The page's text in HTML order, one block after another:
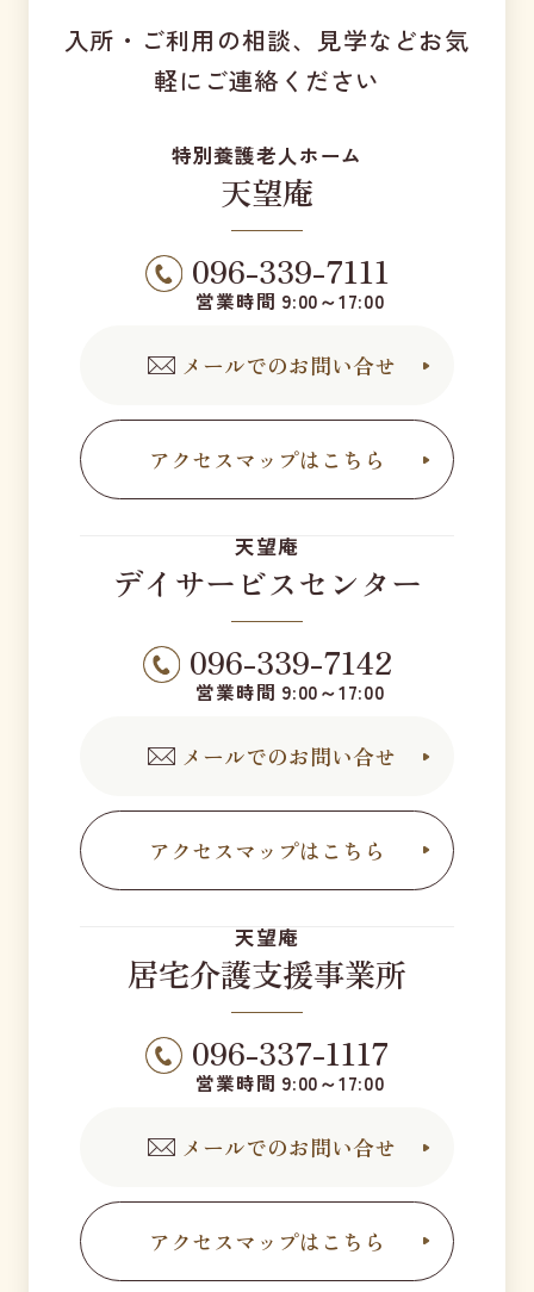
入所・ご利用の相談、見学などお気
軽にご連絡ください
特別養護老人ホーム
天望庵
096-339-7111
営業時間 9:00～17:00
メールでのお問い合せ
アクセスマップはこちら
天望庵
デイサービスセンター
096-339-7142
営業時間 9:00～17:00
メールでのお問い合せ
アクセスマップはこちら
天望庵
居宅介護支援事業所
096-337-1117
営業時間 9:00～17:00
メールでのお問い合せ
アクセスマップはこちら